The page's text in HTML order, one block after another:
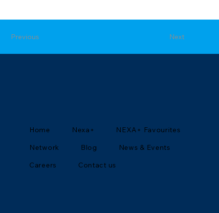
Next
Previous
Home Nexa+
NEXA+ Favourites
Network
Blog
News & Events
Careers
Contact us